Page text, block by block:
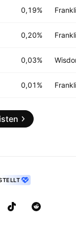
0,19%
0,20%
0,03%
0,01%